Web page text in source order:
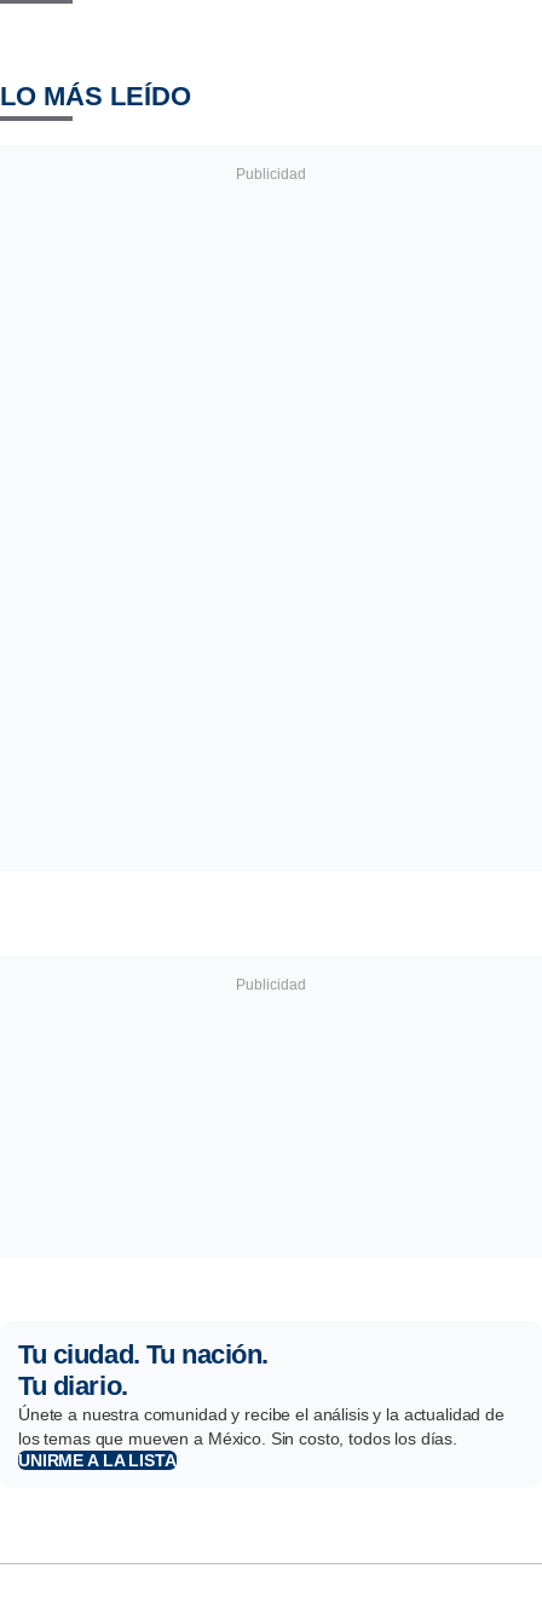
LO MÁS LEÍDO
Tu ciudad. Tu nación.
Tu diario.
Únete a nuestra comunidad y recibe el análisis y la actualidad de
los temas que mueven a México. Sin costo, todos los días.
UNIRME A LA LISTA